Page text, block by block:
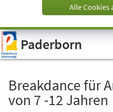
Visuelle
Assistenzsoftware
öffnen.
Alle Cookies
Paderborn
Breakdance für
von 7 -12 Jahren